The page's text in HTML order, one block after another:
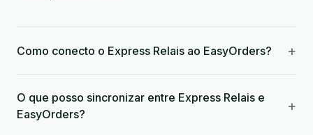
Como conecto o Express Relais ao EasyOrders? +
O que posso sincronizar entre Express Relais e
EasyOrders?
+